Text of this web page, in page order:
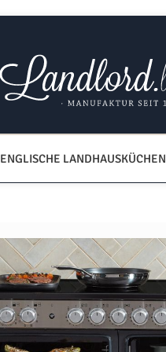
ENGLISCHE LANDHAUSKÜCHEN